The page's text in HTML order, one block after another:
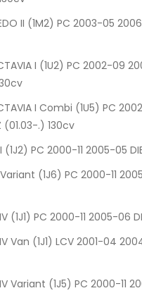
II (1M2) PC 2003-05
I (1U2) PC 2002-09
I Combi (1U5) PC
(01.03-.) 130cv
(1J2) PC 2000-11 2005-05
(1J6) PC 2000-11
(1J1) PC 2000-11 2005-06
Van (1J1) LCV 2001-04
Variant (1J5) PC 2000-11